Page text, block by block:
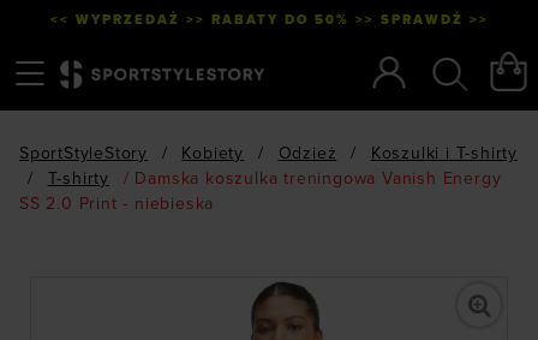
<< WYPRZEDAŻ >> RABATY DO 50% >> SPRAWDŹ >>
SportStyleStory / Kobiety / Odzież /
Koszulki i T-shirty
/
T-shirty / Damska koszulka treningowa Vanish Energy
SS 2.0 Print - niebieska